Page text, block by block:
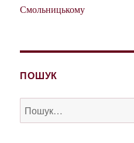
Смольницькому
ПОШУК
Пошук
за